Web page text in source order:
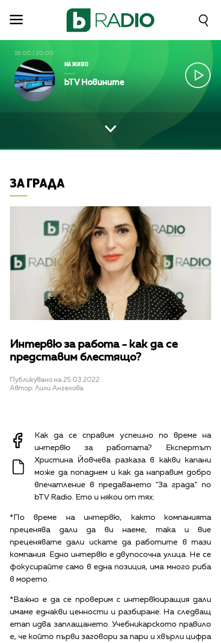
19:00 20:00
НА ЖИВО
bTV Новините
ЗА ГРАДА
Интервю за работа - как да се
представим блестящо?
Публикувано на 25.03.2022
Автор: Лили Ангелова
Как да се справим успешно по време на
интервю за работата? Експертът
Христина Йовчева разказа в какви капани
може да попаднем и как да направим добро
впечатление в предаването “За града” по
bTV Radio. Ето и някои от тях:
*По време на интервю, както компанията
преценява дали да ви наеме, така и вие
преценявате дали искате да работите в тази
компания. Едно интервю е двупосочна улица. Не се
фокусирайте само в една позиция, има много риба
в морето.
*Важно е да се проверим с интервюиращия дали
имаме еднакви ценности и разбиране. На следващ
етап идва заплащането. Учебникарското правило
е, че който първи заговори за пари и хвърли цифра